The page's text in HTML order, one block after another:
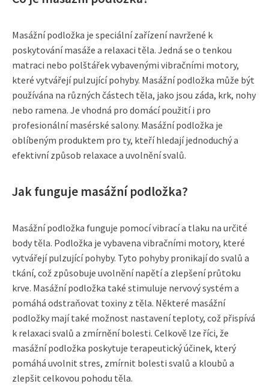
Masážní podložka je speciální zařízení navržené k
poskytování masáže a relaxaci těla. Jedná se o tenkou
matraci nebo polštářek vybavenými vibračními motory,
které vytvářejí pulzující pohyby. Masážní podložka může být
používána na různých částech těla, jako jsou záda, krk, nohy
nebo ramena. Je vhodná pro domácí použití i pro
profesionální masérské salony. Masážní podložka je
oblíbeným produktem pro ty, kteří hledají jednoduchý a
efektivní způsob relaxace a uvolnění svalů.
Jak funguje masážní podložka?
Masážní podložka funguje pomocí vibrací a tlaku na určité
body těla. Podložka je vybavena vibračními motory, které
vytvářejí pulzující pohyby. Tyto pohyby pronikají do svalů a
tkání, což způsobuje uvolnění napětí a zlepšení průtoku
krve. Masážní podložka také stimuluje nervový systém a
pomáhá odstraňovat toxiny z těla. Některé masážní
podložky mají také možnost nastavení teploty, což přispívá
k relaxaci svalů a zmírnění bolesti. Celkově lze říci, že
masážní podložka poskytuje terapeutický účinek, který
pomáhá uvolnit stres, zmírnit bolesti svalů a kloubů a
zlepšit celkovou pohodu těla.